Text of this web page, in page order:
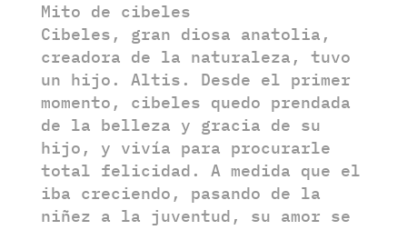
Mito de cibeles
Cibeles, gran diosa anatolia,
creadora de la naturaleza, tuvo
un hijo. Altis. Desde el primer
momento, cibeles quedo prendada
de la belleza y gracia de su
hijo, y vivía para procurarle
total felicidad. A medida que el
iba creciendo, pasando de la
niñez a la juventud, su amor se